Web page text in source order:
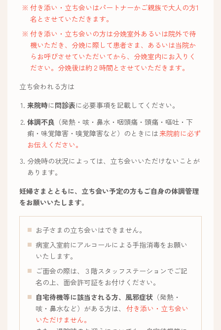
付き添い・立ち会いはパートナーかご親族で大人の方1
名とさせていただきます。
付き添い・立ち会いの方は分娩室外あるいは院外で待
機いただき、分娩に際して患者さま、あるいは当院か
らお呼びさせていただいてから、分娩室内にお入りく
ださい。分娩後は約２時間とさせていただきます。
立ち会われる方は
来院時に問診表に必要事項を記載してください。
体調不良 （発熱・咳・鼻水・咽頭痛・頭痛・嘔吐・下
痢・味覚障害・嗅覚障害など）のときには 来院前に必ず
お伝えください。
分娩時の状況によっては、立ち会いいただけないことが
あります。
妊婦さまとともに、立ち会い予定の方もご自身の体調管理
をお願いいたします。
お子さまの立ち会いはできません。
病室入室前にアルコールによる手指消毒をお願い
いたします。
ご面会の際は、３階スタッフステーションでご記
名の上、面会許可証をお付けください。
自宅待機等に該当される方、風邪症状 （発熱・
咳・鼻水など）がある方は、 付き添い・立ち会い
いただけません。